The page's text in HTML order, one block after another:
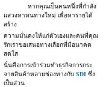
หากคุณเป็นคนหนึ่งที่กำลัง
แสวงหาหนทางใหม่ เพื่อหารายได้
สร้าง
ความมั่นคงให้แก่ตัวเองและคนที่คุณ
รักเราขอเสนอทางเลือกที่มีอนาคต
สดใส
นั่นคือการเข้าร่วมทำธุรกิจการกระ
จายสินค้าหลายช่องทางกับ SDI ซึ่ง
เป็นส่วน